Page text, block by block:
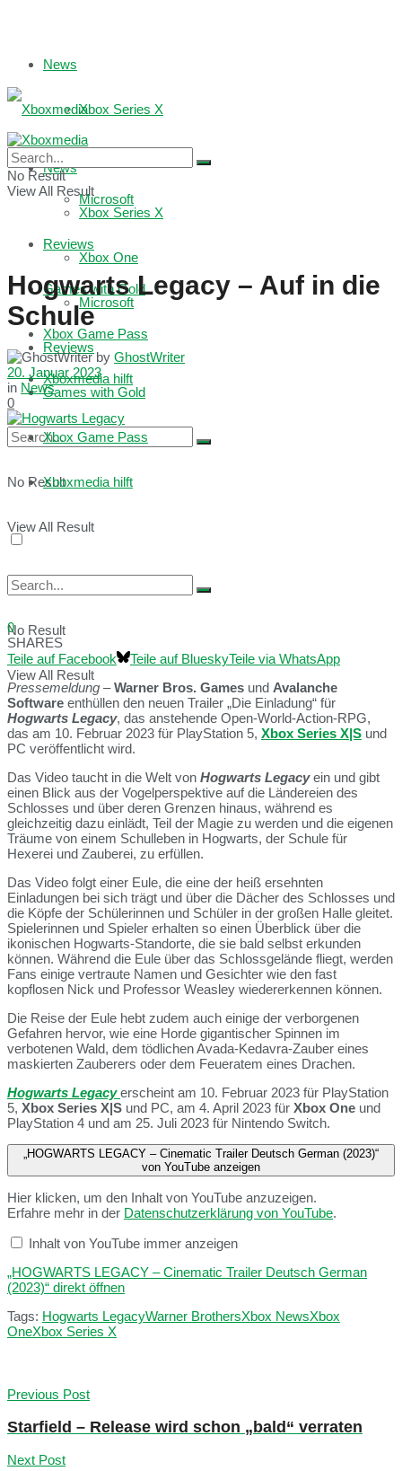
News
Xbox Series X
Microsoft
Reviews
Games with Gold
Xbox Game Pass
Xboxmedia hilft
No Result
View All Result
News
Xbox Series X
Xbox One
Microsoft
Reviews
Games with Gold
Xbox Game Pass
Xboxmedia hilft
No Result
View All Result
No Result
View All Result
Hogwarts Legacy – Auf in die
Schule
by GhostWriter
20. Januar 2023
in News
0
0
SHARES
Teile auf Facebook
Teile auf BlueskyTeile via WhatsApp
Pressemeldung –Warner Bros. Games und Avalanche
Software enthüllen den neuen Trailer „Die Einladung“ für
Hogwarts Legacy, das anstehende Open-World-Action-RPG,
das am 10. Februar 2023 für PlayStation 5, Xbox Series X|S und
PC veröffentlicht wird.
Das Video taucht in die Welt von Hogwarts Legacyein und gibt
einen Blick aus der Vogelperspektive auf die Ländereien des
Schlosses und über deren Grenzen hinaus, während es
gleichzeitig dazu einlädt, Teil der Magie zu werden und die eigenen
Träume von einem Schulleben in Hogwarts, der Schule für
Hexerei und Zauberei, zu erfüllen.
Das Video folgt einer Eule, die eine der heiß ersehnten
Einladungen bei sich trägt und über die Dächer des Schlosses und
die Köpfe der Schülerinnen und Schüler in der großen Halle gleitet.
Spielerinnen und Spieler erhalten so einen Überblick über die
ikonischen Hogwarts-Standorte, die sie bald selbst erkunden
können. Während die Eule über das Schlossgelände fliegt, werden
Fans einige vertraute Namen und Gesichter wie den fast
kopflosen Nick und Professor Weasley wiedererkennen können.
Die Reise der Eule hebt zudem auch einige der verborgenen
Gefahren hervor, wie eine Horde gigantischer Spinnen im
verbotenen Wald, dem tödlichen Avada-Kedavra-Zauber eines
maskierten Zauberers oder dem Feueratem eines Drachen.
Hogwarts Legacy erscheint am 10. Februar 2023 für PlayStation
5, Xbox Series X|S und PC, am 4. April 2023 für Xbox One und
PlayStation 4 und am 25. Juli 2023 für Nintendo Switch.
„HOGWARTS LEGACY – Cinematic Trailer Deutsch German (2023)“
von YouTube anzeigen
Hier klicken, um den Inhalt von YouTube anzuzeigen.
Erfahre mehr in der Datenschutzerklärung von YouTube.
Inhalt von YouTube immer anzeigen
„HOGWARTS LEGACY – Cinematic Trailer Deutsch German
(2023)“ direkt öffnen
Tags: Hogwarts LegacyWarner BrothersXbox NewsXbox
OneXbox Series X
Previous Post
Starfield – Release wird schon „bald“ verraten
Next Post